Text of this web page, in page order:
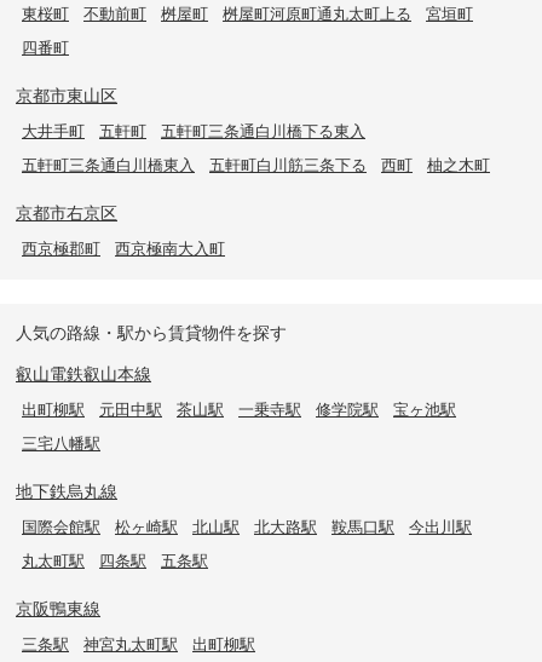
東桜町
不動前町 桝屋町 桝屋町河原町通丸太町上る
宮垣町
四番町
京都市東山区
大井手町 五軒町
五軒町三条通白川橋下る東入
五軒町三条通白川橋東入
五軒町白川筋三条下る 西町 柚之木町
京都市右京区
西京極郡町 西京極南大入町
人気の路線・駅から賃貸物件を探す
叡山電鉄叡山本線
出町柳駅 元田中駅 茶山駅 一乗寺駅 修学院駅
宝ヶ池駅
三宅八幡駅
地下鉄烏丸線
国際会館駅 松ヶ崎駅 北山駅 北大路駅 鞍馬口駅
今出川駅
丸太町駅
四条駅 五条駅
京阪鴨東線
三条駅 神宮丸太町駅 出町柳駅